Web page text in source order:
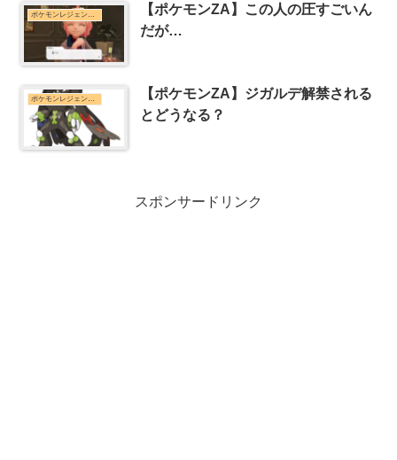
【ポケモンZA】この人の圧すごいん
だが…
ポケモンレジェンズZ-Aまとめ
【ポケモンZA】ジガルデ解禁される
とどうなる？
スポンサードリンク